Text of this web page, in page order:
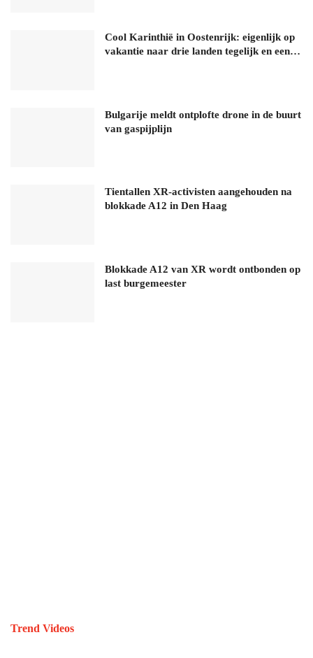
Cool Karinthië in Oostenrijk: eigenlijk op
vakantie naar drie landen tegelijk en een…
Bulgarije meldt ontplofte drone in de buurt
van gaspijplijn
Tientallen XR-activisten aangehouden na
blokkade A12 in Den Haag
Blokkade A12 van XR wordt ontbonden op
last burgemeester
Trend Videos